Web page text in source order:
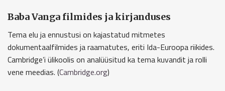
Baba Vanga filmides ja kirjanduses
Tema elu ja ennustusi on kajastatud mitmetes
dokumentaalfilmides ja raamatutes, eriti Ida-Euroopa riikides.
Cambridge’i ülikoolis on analüüsitud ka tema kuvandit ja rolli
vene meedias. (Cambridge.org)